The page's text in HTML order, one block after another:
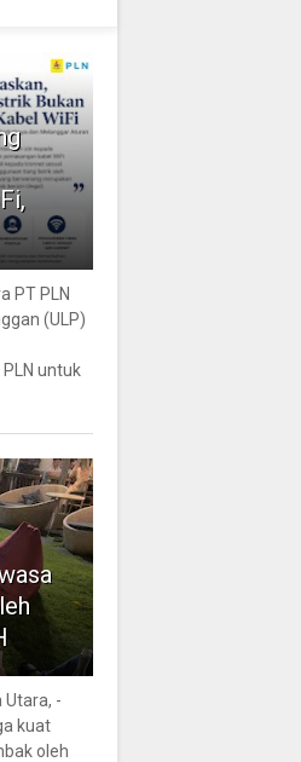
PT PLN
(ULP)
untuk
Utara, -
kuat
oleh